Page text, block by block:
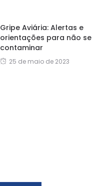
Gripe Aviária: Alertas e
orientações para não se
contaminar
25 de maio de 2023